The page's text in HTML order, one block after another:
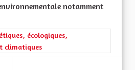
notamment
la catégorie : Les transitions
écologiques,
climatiques